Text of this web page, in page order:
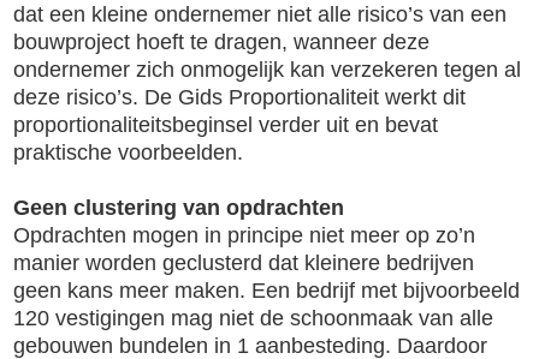
dat een kleine ondernemer niet alle risico’s van een
bouwproject hoeft te dragen, wanneer deze
ondernemer zich onmogelijk kan verzekeren tegen al
deze risico’s. De Gids Proportionaliteit werkt dit
proportionaliteitsbeginsel verder uit en bevat
praktische voorbeelden.
Geen clustering van opdrachten
Opdrachten mogen in principe niet meer op zo’n
manier worden geclusterd dat kleinere bedrijven
geen kans meer maken. Een bedrijf met bijvoorbeeld
120 vestigingen mag niet de schoonmaak van alle
gebouwen bundelen in 1 aanbesteding. Daardoor